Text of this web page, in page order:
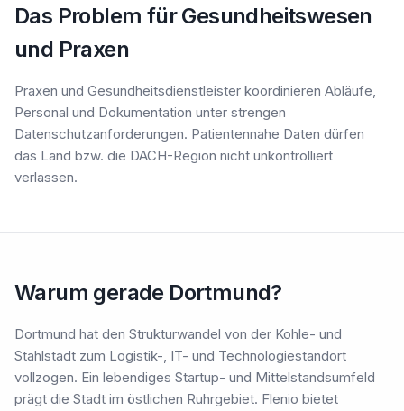
Das Problem für Gesundheitswesen
und Praxen
Praxen und Gesundheitsdienstleister koordinieren Abläufe,
Personal und Dokumentation unter strengen
Datenschutzanforderungen. Patientennahe Daten dürfen
das Land bzw. die DACH-Region nicht unkontrolliert
verlassen.
Warum gerade Dortmund?
Dortmund hat den Strukturwandel von der Kohle- und
Stahlstadt zum Logistik-, IT- und Technologiestandort
vollzogen. Ein lebendiges Startup- und Mittelstandsumfeld
prägt die Stadt im östlichen Ruhrgebiet. Flenio bietet